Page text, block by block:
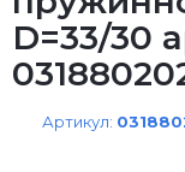
D=33/30
Артикул: